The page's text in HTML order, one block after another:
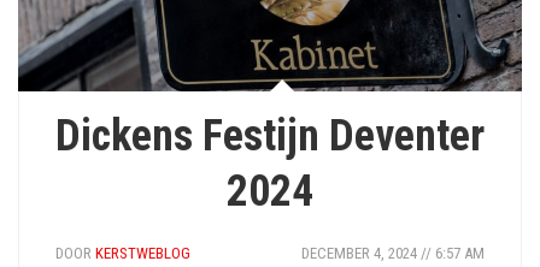
Dickens Festijn Deventer
2024
DOOR KERSTWEBLOG DECEMBER 4, 2024 // 6:57 AM